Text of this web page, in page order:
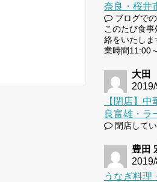
奈良・桜井
ブログで
このたび食
絡をいたし
業時間11:00
大田
【閉店】
良富雄・ラ
閉店して
豊田
うなぎ料理